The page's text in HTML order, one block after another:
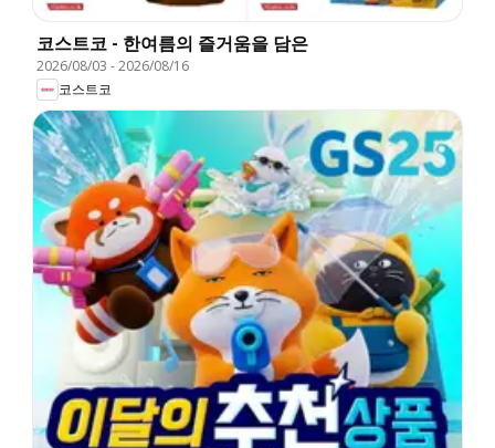
코스트코 - 한여름의 즐거움을 담은
2026/08/03 -2026/08/16
코스트코